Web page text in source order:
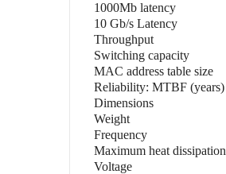
1000Mb latency
10 Gb/s Latency
Throughput
Switching capacity
MAC address table size
Reliability: MTBF (years)
Dimensions
Weight
Frequency
Maximum heat dissipation
Voltage